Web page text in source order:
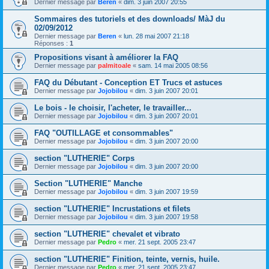
Dernier message par Beren « dim. 3 juin 2007 20:55
Sommaires des tutoriels et des downloads/ MàJ du
02/09/2012
Dernier message par Beren « lun. 28 mai 2007 21:18
Réponses : 1
Propositions visant à améliorer la FAQ
Dernier message par palmitoale « sam. 14 mai 2005 08:56
FAQ du Débutant - Conception ET Trucs et astuces
Dernier message par Jojobilou « dim. 3 juin 2007 20:01
Le bois - le choisir, l'acheter, le travailler...
Dernier message par Jojobilou « dim. 3 juin 2007 20:01
FAQ "OUTILLAGE et consommables"
Dernier message par Jojobilou « dim. 3 juin 2007 20:00
section "LUTHERIE" Corps
Dernier message par Jojobilou « dim. 3 juin 2007 20:00
Section "LUTHERIE" Manche
Dernier message par Jojobilou « dim. 3 juin 2007 19:59
section "LUTHERIE" Incrustations et filets
Dernier message par Jojobilou « dim. 3 juin 2007 19:58
section "LUTHERIE" chevalet et vibrato
Dernier message par Pedro « mer. 21 sept. 2005 23:47
section "LUTHERIE" Finition, teinte, vernis, huile.
Dernier message par Pedro « mer. 21 sept. 2005 23:47